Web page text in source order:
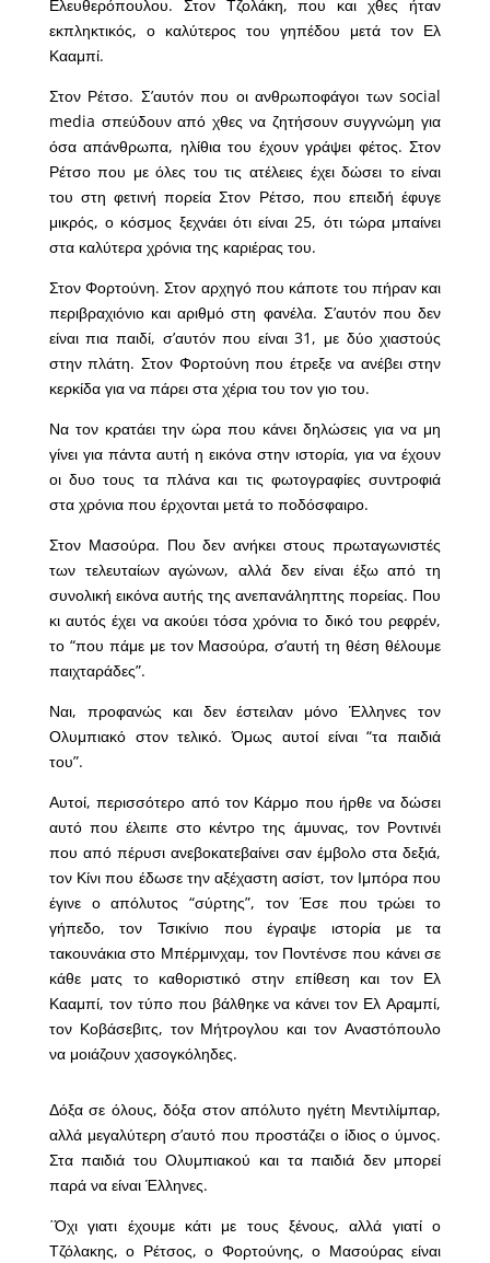
Ελευθερόπουλου. Στον Τζολάκη, που και χθες ήταν
εκπληκτικός, ο καλύτερος του γηπέδου μετά τον Ελ
Κααμπί.
Στον Ρέτσο. Σ’αυτόν που οι ανθρωποφάγοι των social
media σπεύδουν από χθες να ζητήσουν συγγνώμη για
όσα απάνθρωπα, ηλίθια του έχουν γράψει φέτος. Στον
Ρέτσο που με όλες του τις ατέλειες έχει δώσει το είναι
του στη φετινή πορεία Στον Ρέτσο, που επειδή έφυγε
μικρός, ο κόσμος ξεχνάει ότι είναι 25, ότι τώρα μπαίνει
στα καλύτερα χρόνια της καριέρας του.
Στον Φορτούνη. Στον αρχηγό που κάποτε του πήραν και
περιβραχιόνιο και αριθμό στη φανέλα. Σ’αυτόν που δεν
είναι πια παιδί, σ’αυτόν που είναι 31, με δύο χιαστούς
στην πλάτη. Στον Φορτούνη που έτρεξε να ανέβει στην
κερκίδα για να πάρει στα χέρια του τον γιο του.
Να τον κρατάει την ώρα που κάνει δηλώσεις για να μη
γίνει για πάντα αυτή η εικόνα στην ιστορία, για να έχουν
οι δυο τους τα πλάνα και τις φωτογραφίες συντροφιά
στα χρόνια που έρχονται μετά το ποδόσφαιρο.
Στον Μασούρα. Που δεν ανήκει στους πρωταγωνιστές
των τελευταίων αγώνων, αλλά δεν είναι έξω από τη
συνολική εικόνα αυτής της ανεπανάληπτης πορείας. Που
κι αυτός έχει να ακούει τόσα χρόνια το δικό του ρεφρέν,
το “που πάμε με τον Μασούρα, σ’αυτή τη θέση θέλουμε
παιχταράδες”.
Ναι, προφανώς και δεν έστειλαν μόνο Έλληνες τον
Ολυμπιακό στον τελικό. Όμως αυτοί είναι “τα παιδιά
του”.
Αυτοί, περισσότερο από τον Κάρμο που ήρθε να δώσει
αυτό που έλειπε στο κέντρο της άμυνας, τον Ροντινέι
που από πέρυσι ανεβοκατεβαίνει σαν έμβολο στα δεξιά,
τον Κίνι που έδωσε την αξέχαστη ασίστ, τον Ιμπόρα που
έγινε ο απόλυτος “σύρτης”, τον Έσε που τρώει το
γήπεδο, τον Τσικίνιο που έγραψε ιστορία με τα
τακουνάκια στο Μπέρμινχαμ, τον Ποντένσε που κάνει σε
κάθε ματς το καθοριστικό στην επίθεση και τον Ελ
Κααμπί, τον τύπο που βάλθηκε να κάνει τον Ελ Αραμπί,
τον Κοβάσεβιτς, τον Μήτρογλου και τον Αναστόπουλο
να μοιάζουν χασογκόληδες.
Δόξα σε όλους, δόξα στον απόλυτο ηγέτη Μεντιλίμπαρ,
αλλά μεγαλύτερη σ’αυτό που προστάζει ο ίδιος ο ύμνος.
Στα παιδιά του Ολυμπιακού και τα παιδιά δεν μπορεί
παρά να είναι Έλληνες.
΄Όχι γιατι έχουμε κάτι με τους ξένους, αλλά γιατί ο
Τζόλακης, ο Ρέτσος, ο Φορτούνης, ο Μασούρας είναι